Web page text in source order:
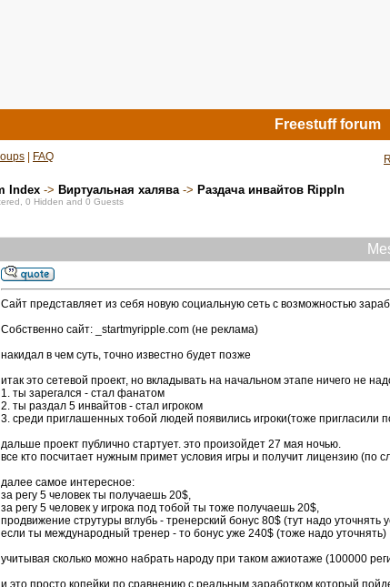
Freestuff forum
FAQ
Index -> Виртуальная халява-> Раздача инвайтов RippIn
0 Hidden and 0 Guests
Cайт представляет из себя новую социальную сеть с возможностью
Собственно сайт: _startmyripple.com (не реклама)
накидал в чем суть, точно известно будет позже
итак это сетевой проект, но вкладывать на начальном этапе ничего не
1. ты зарегался - стал фанатом
2. ты раздал 5 инвайтов - стал игроком
3. среди приглашенных тобой людей появились игроки(тоже пригласили
дальше проект публично стартует. это произойдет 27 мая ночью.
все кто посчитает нужным примет условия игры и получит лицензию (по
далее самое интересное:
за регу 5 человек ты получаешь 20$,
за регу 5 человек у игрока под тобой ты тоже получаешь 20$,
продвижение струтуры вглубь - тренерский бонус 80$ (тут надо уточнять
если ты международный тренер - то бонус уже 240$ (тоже надо уточнять)
учитывая сколько можно набрать народу при таком ажиотаже (100000
и это просто копейки по сравнению с реальным заработком который